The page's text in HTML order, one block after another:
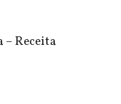
– Receita